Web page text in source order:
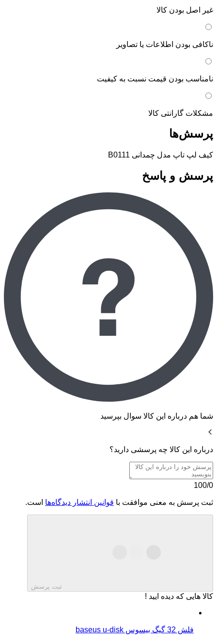
غیر اصل بودن کالا
ناکافی بودن اطلاعات یا تصاویر
نامناسب بودن قیمت نسبت به کیفیت
مشکلات گارانتی کالا
پرسش‌ها
کیف لپ تاپ مدل چمدانی B0111
پرسش و پاسخ
شما هم درباره این کالا سوال بپرسید
درباره این کالا چه پرسشی دارید؟
100/0
ثبت پرسش به معنی موافقت با قوانین انتشار دیدگاه‌ها است.
ثبت پرسش
کالا هایی که دیده ایید !
فلش 32 گیگ بیسوس baseus u-disk